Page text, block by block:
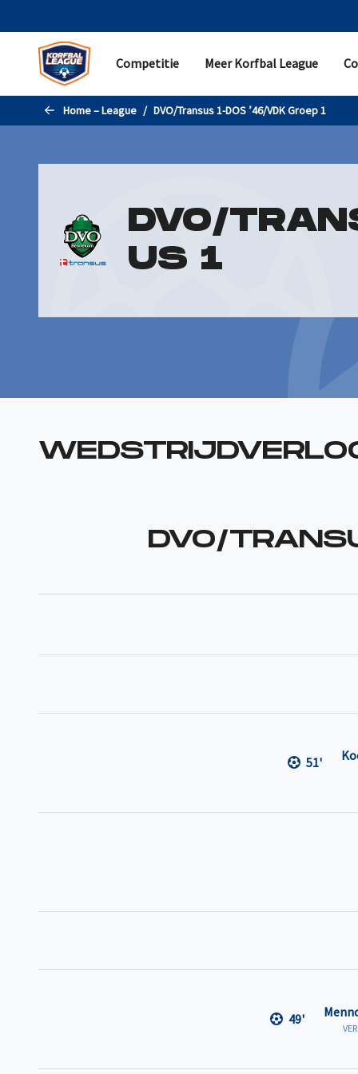
Competitie
COMPETITIE
Standen en uitslagen
Teams
Livestreams
Promotie/degradatie
Meer Korfbal League
MEER KORFBAL LEAGUE
Nieuws
Korfbal Leagueverkiezingen
Historie
CONTACT
Pers
Contactgegevens
Home – League DVO/Transus 1-DOS ’46/VDK Groep 1
DVO/
US 1
DVO/
51'
49'